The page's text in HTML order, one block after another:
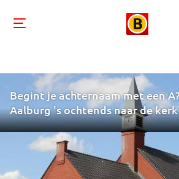
Begint je achternaam met een
Aalburg 's ochtends naar de kerk